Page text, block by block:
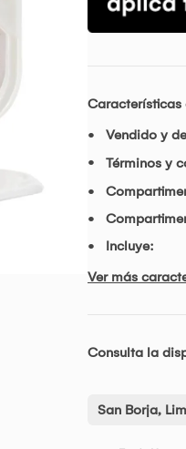
Características
Vendido y
Términos y
Incluye:
Ver más
Consulta la
San Borja,